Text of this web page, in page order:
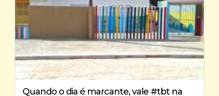
Quando o dia é marcante, vale #tbt na